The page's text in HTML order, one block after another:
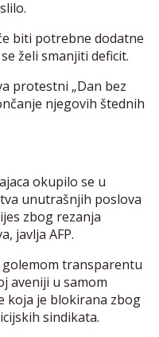
biti potrebne dodatne
želi smanjiti deficit.
protestni „Dan bez
njegovih štednih
okupilo se u
unutrašnjih poslova
zbog rezanja
javlja AFP.
golemom transparentu
aveniji u samom
koja je blokirana zbog
sindikata.